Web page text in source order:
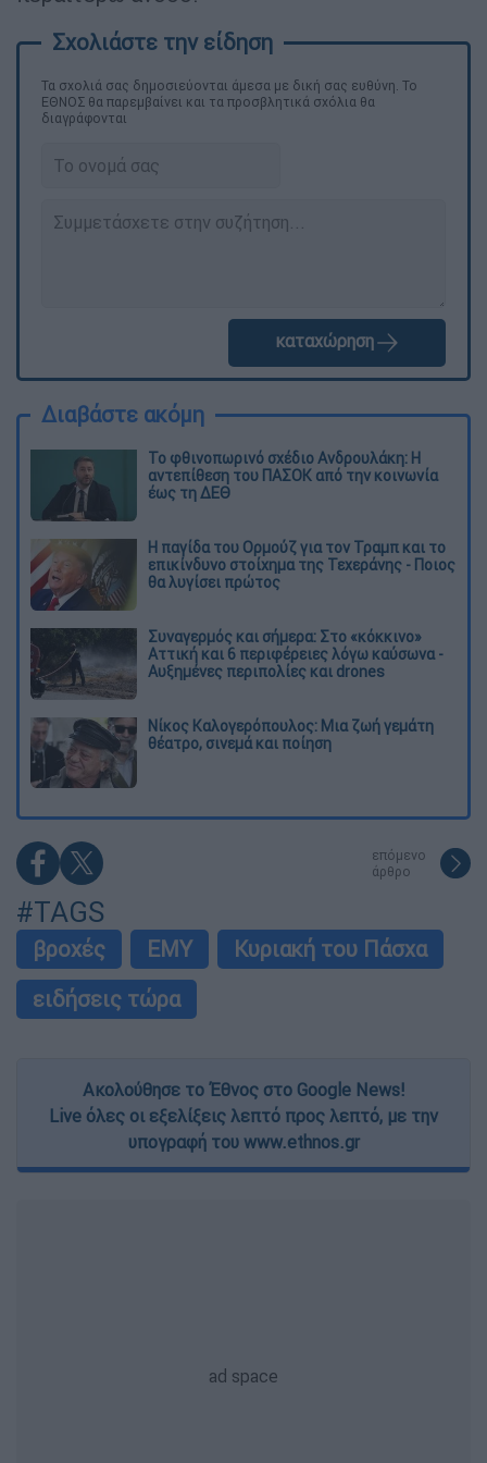
Τα σχολιά σας δημοσιεύονται άμεσα με δική σας ευθύνη. Το
ΕΘΝΟΣ θα παρεμβαίνει και τα προσβλητικά σχόλια θα
διαγράφονται
καταχώρηση
Διαβάστε ακόμη
Το φθινοπωρινό σχέδιο Ανδρουλάκη: Η
αντεπίθεση του ΠΑΣΟΚ από την κοινωνία
έως τη ΔΕΘ
Η παγίδα του Ορμούζ για τον Τραμπ και το
επικίνδυνο στοίχημα της Τεχεράνης - Ποιος
θα λυγίσει πρώτος
Συναγερμός και σήμερα: Στο «κόκκινο»
Αττική και 6 περιφέρειες λόγω καύσωνα -
Αυξημένες περιπολίες και drones
Νίκος Καλογερόπουλος: Μια ζωή γεμάτη
θέατρο, σινεμά και ποίηση
επόμενο
άρθρο
#TAGS
βροχές ΕΜΥ
Κυριακή του Πάσχα
ειδήσεις τώρα
Ακολούθησε το Έθνος στο Google News!
Live όλες οι εξελίξεις λεπτό προς λεπτό, με την
υπογραφή του www.ethnos.gr